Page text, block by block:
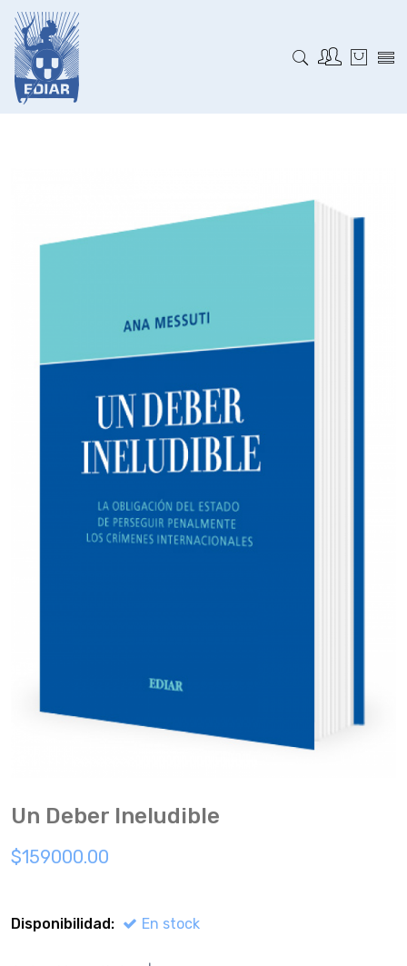
Un Deber Ineludible
$159000.00
Disponibilidad: En stock